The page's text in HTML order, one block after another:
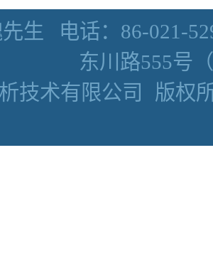
先生
电话：86-021-
东川路555号
技术有限公司
版权